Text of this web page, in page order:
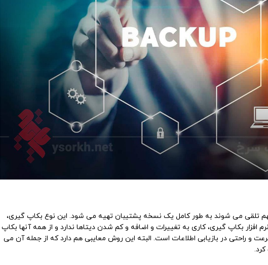
تلقی می شوند به طور کامل یک نسخه پشتیبان تهیه می شود. این نوع بکاپ گیری،
بکاپ گیری، کاری به تغییرات و اضافه و کم شدن دیتاها ندارد و از همه آنها بکاپ
و راحتی در بازیابی اطلاعات است. البته این روش معایبی هم دارد که از جمله آن می